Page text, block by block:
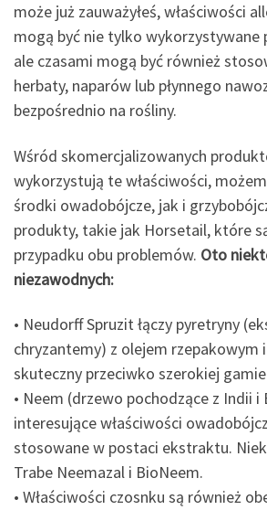
może już zauważyłeś, właściwości
mogą być nie tylko wykorzystywane
ale czasami mogą być również
herbaty, naparów lub płynnego
bezpośrednio na rośliny.
Wśród skomercjalizowanych
wykorzystują te właściwości,
środki owadobójcze, jak i
produkty, takie jak Horsetail, które
przypadku obu problemów. Oto
niezawodnych:
• Neudorff Spruzit łączy pyretryny
chryzantemy) z olejem rzepakowym
skuteczny przeciwko szerokiej
• Neem (drzewo pochodzące z Indii
interesujące właściwości
stosowane w postaci ekstraktu.
Trabe Neemazal i BioNeem.
• Właściwości czosnku są również